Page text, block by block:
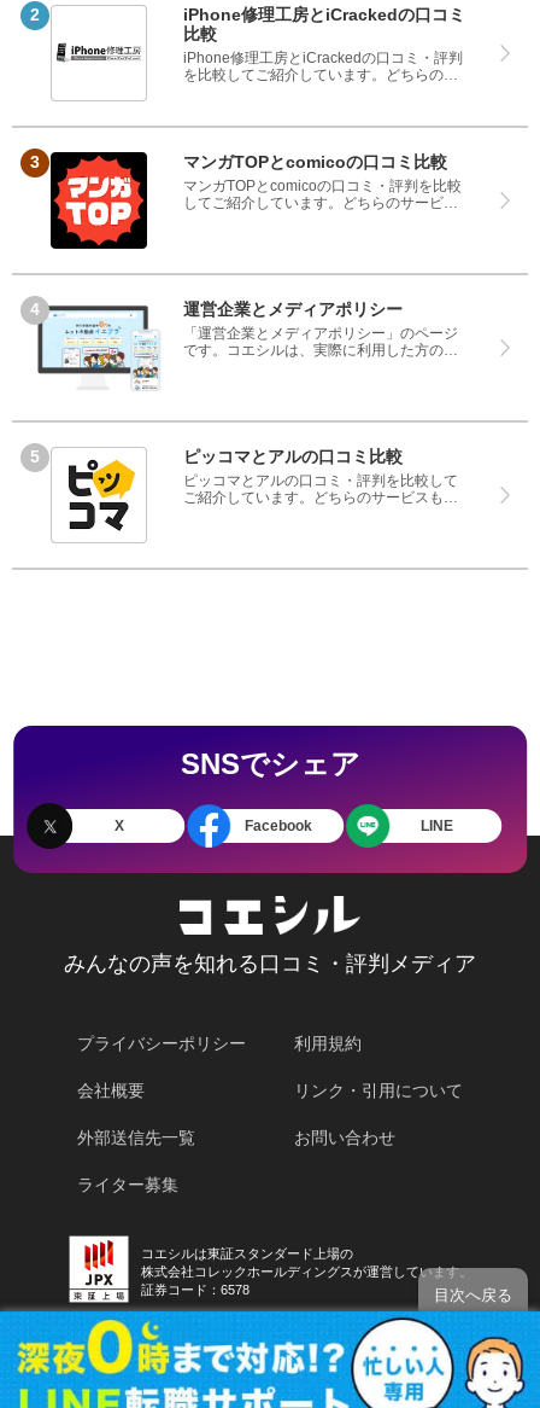
さい。
iPhone修理工房とiCrackedの口コミ
比較
iPhone修理工房とiCrackedの口コミ・評判
を比較してご紹介しています。どちらのサ
て、iPhone修理工房とiCrackedのどちらを
マンガTOPとcomicoの口コミ比較
マンガTOPとcomicoの口コミ・評判を比較
してご紹介しています。どちらのサービス
てください。
運営企業とメディアポリシー
「運営企業とメディアポリシー」のページ
です。コエシルは、実際に利用した方の口
なく、悪い口コミもしっかり掲載している
さい。
ピッコマとアルの口コミ比較
ピッコマとアルの口コミ・評判を比較して
ご紹介しています。どちらのサービスも実
い。
SNSでシェア
X Facebook LINE
みんなの声を知れる口コミ・評判メディア
プライバシーポリシー 利用規約
会社概要 リンク・引用について
外部送信先一覧 お問い合わせ
ライター募集
コエシルは東証スタンダード上場の
株式会社コレックホールディングスが運営しています。
証券コード：6578
コエシルを運営する株式会社ホールディングスは
景表法・特定商取引法に関する認定資格「KTAA」の団体認証マークを取
得しています。
目次へ戻る